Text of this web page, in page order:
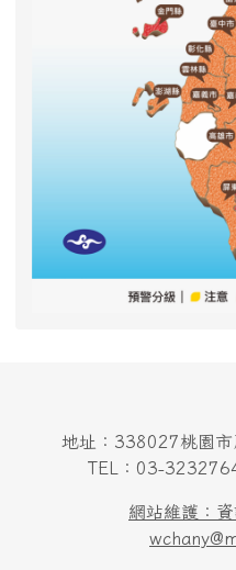
地址：338027桃園市
TEL：03-
網站維護：